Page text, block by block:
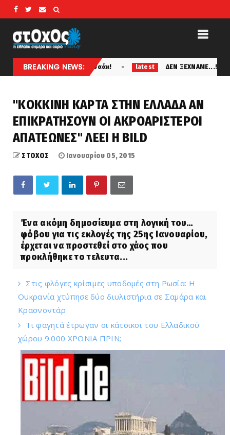
BREAKING NEWS:
Αναστασία Ισαάκ! latest ΔΕΝ ΞΕΧΝΑΜΕ...! Σαν σήμερα
"ΚΟΚΚΙΝΗ ΚΑΡΤΑ ΣΤΗΝ ΕΛΛΑΔΑ ΑΝ
ΕΠΙΚΡΑΤΗΣΟΥΝ ΟΙ ΑΚΡΟΑΡΙΣΤΕΡΟΙ
ΑΠΑΤΕΩΝΕΣ" ΛΕΕΙ Η BILD
ΣΤΟΧΟΣ Ιανουαρίου 05, 2015
Ένα ακόμη δημοσίευμα στη λογική του…
φόβου για τις εκλογές της 25ης Ιανουαρίου,
έρχεται να προστεθεί στο χάος που
προκλήθηκε το τελευτα...
Στις φλόγες κρίσιμες υποδομές στη Ρωσία: Η
Ουκρανία χτύπησε δύο διυλιστήρια σε Σαμάρα και
Κρασνοντάρ
Τι φαγητά έτρωγαν οι κάτοικοι του Ελλαδικού
χώρου 9.000 ΧΡΟΝΙΑ ΠΡΙΝ;